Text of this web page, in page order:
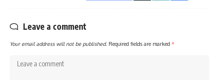
Leave a comment
Your email address will not be published. Required fields are marked *